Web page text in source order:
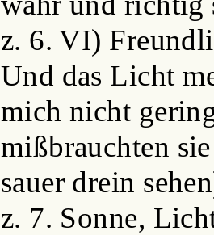
z. 6. VI)
Und das Licht
mich nicht
mißbrauchten
sauer drein
z. 7. Sonne,